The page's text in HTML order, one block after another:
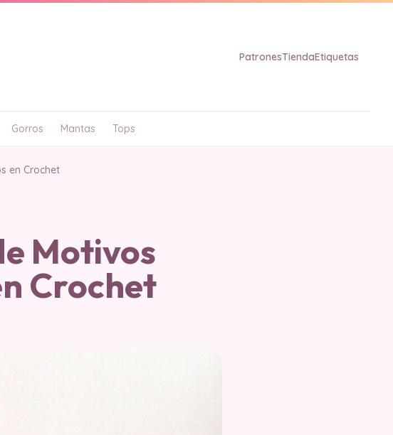
PatronesTiendaEtiquetas
Gorros Mantas Tops
en Crochet
Motivos
Crochet